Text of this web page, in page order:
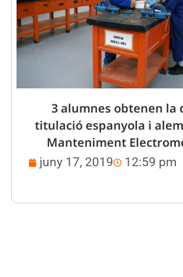
3 alumnes obtenen la
titulació espanyola i
Manteniment
juny 17, 2019 12:59 pm